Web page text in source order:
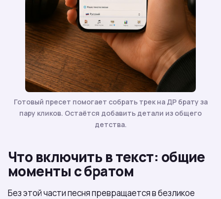
Готовый пресет помогает собрать трек на ДР брату за
пару кликов. Остаётся добавить детали из общего
детства.
Что включить в текст: общие
моменты с братом
Без этой части песня превращается в безликое